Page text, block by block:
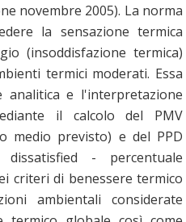
novembre 2005). La norma
la sensazione termica
(insoddisfazione termica)
termici moderati. Essa
analitica e l'interpretazione
il calcolo del PMV
medio previsto) e del PPD
- percentuale
criteri di benessere termico
ambientali considerate